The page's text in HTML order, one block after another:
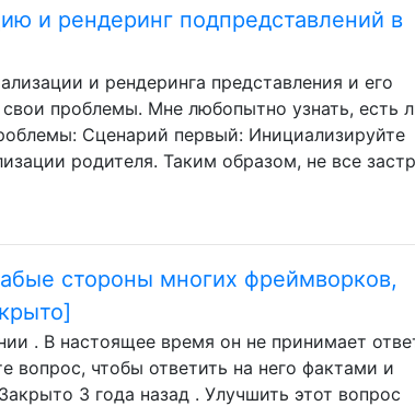
и рендеринг подпредставлений в
и рендеринга представления и его
проблемы. Мне любопытно узнать, есть
Сценарий первый: Инициализируйте
родителя. Таким образом, не все
стороны многих фреймворков,
. В настоящее время он не принимает
вопрос, чтобы ответить на него фактами и
3 года назад . Улучшить этот вопрос